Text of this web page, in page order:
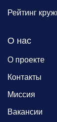
Рейтинг
О нас
О проекте
Контакты
Миссия
Вакансии